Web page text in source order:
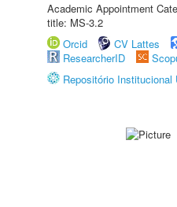
Academic Appointment
title: MS-3.2
Orcid
CV Lattes
ResearcherID
Repositório Institucional